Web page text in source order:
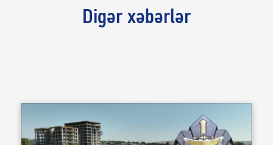
Digər xəbərlər